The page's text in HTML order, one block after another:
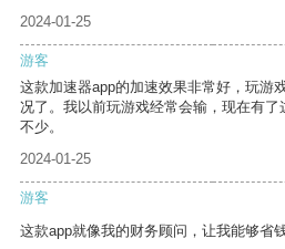
2024-01-25
游客
这款加速器app的加速效果非常好，玩游
况了。我以前玩游戏经常会输，现在有了
不少。
2024-01-25
游客
这款app就像我的财务顾问，让我能够省